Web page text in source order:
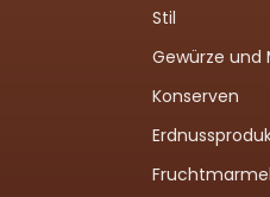
Stil
Gewürze und
Konserven